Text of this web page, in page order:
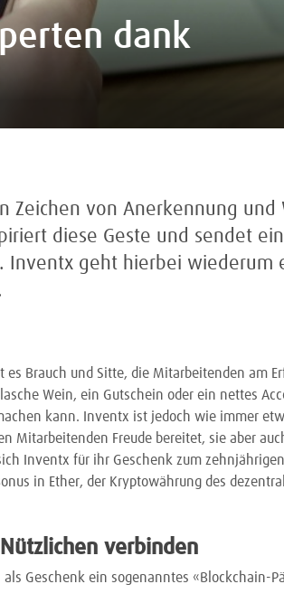
dank
Zeichen von Anerkennung und
diese Geste und sendet
Inventx geht hierbei wiederum
Brauch und Sitte, die Mitarbeitenden am
Wein, ein Gutschein oder ein nettes
kann. Inventx ist jedoch wie immer
Mitarbeitenden Freude bereitet, sie aber
Inventx für ihr Geschenk zum
in Ether, der Kryptowährung des
verbinden
Geschenk ein sogenanntes «Blockchain-